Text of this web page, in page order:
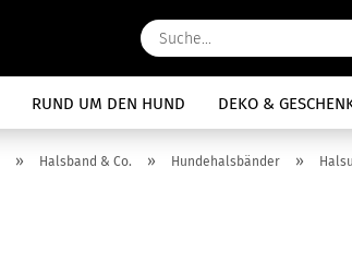
RUND UM DEN HUND DEKO &
» Halsband & Co. » Hundehalsbänder »